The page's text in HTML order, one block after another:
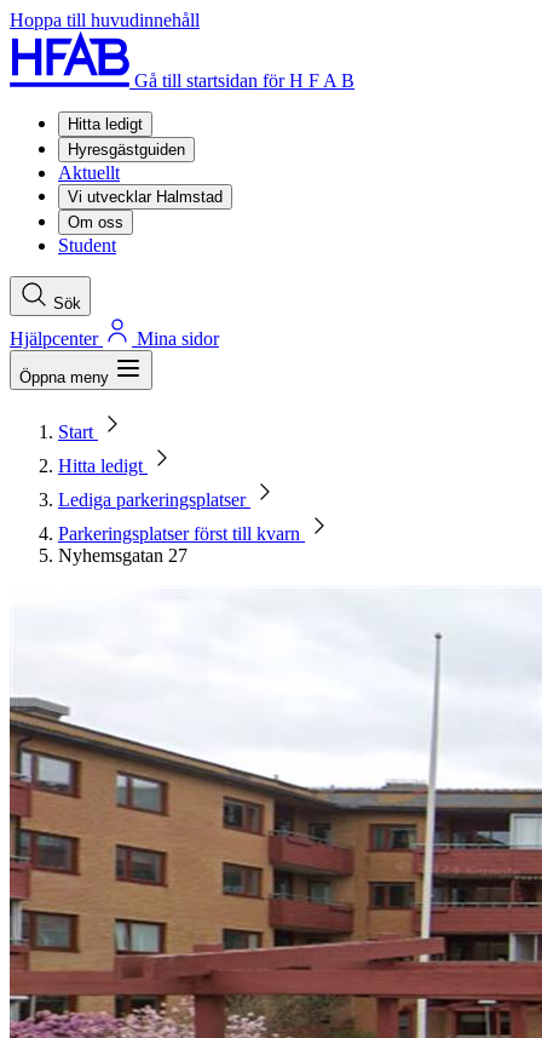
Hoppa till huvudinnehåll
Gå till startsidan för H F A B
Hitta ledigt
Hyresgästguiden
Aktuellt
Vi utvecklar Halmstad
Om oss
Student
Sök
Hjälpcenter Mina sidor
Öppna meny
Start
Hitta ledigt
Lediga parkeringsplatser
Parkeringsplatser först till kvarn
Nyhemsgatan 27